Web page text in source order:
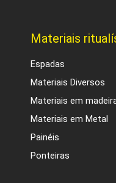
Materiais
Espadas
Materiais Diversos
Materiais em
Materiais em Metal
Painéis
Ponteiras